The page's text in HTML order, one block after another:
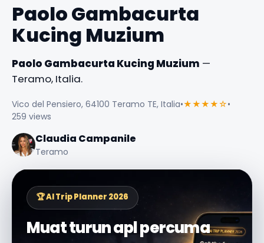
Paolo Gambacurta
Kucing Muzium
Paolo Gambacurta Kucing Muzium —
Teramo, Italia.
Vico del Pensiero, 64100 Teramo TE, Italia•★★★★☆•
259 views
Claudia Campanile
Teramo
🏆 AI Trip Planner 2026
Muat turun apl percuma